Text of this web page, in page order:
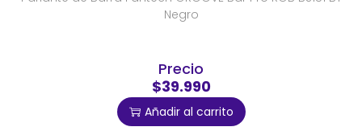
Negro
Precio
$39.990
Añadir al carrito